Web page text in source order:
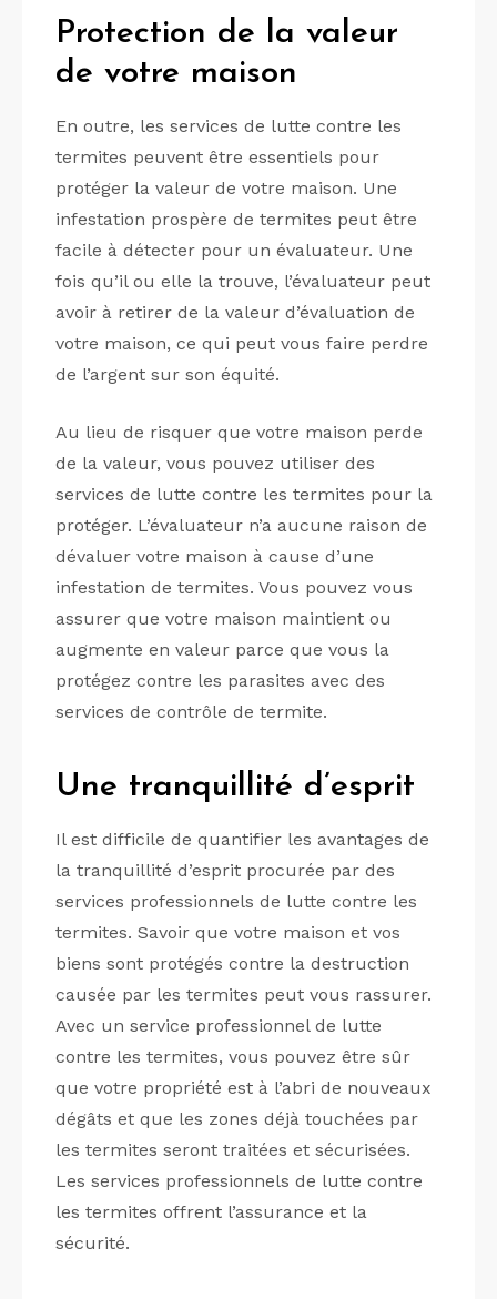
Protection de la valeur
de votre maison
En outre, les services de lutte contre les
termites peuvent être essentiels pour
protéger la valeur de votre maison. Une
infestation prospère de termites peut être
facile à détecter pour un évaluateur. Une
fois qu’il ou elle la trouve, l’évaluateur peut
avoir à retirer de la valeur d’évaluation de
votre maison, ce qui peut vous faire perdre
de l’argent sur son équité.
Au lieu de risquer que votre maison perde
de la valeur, vous pouvez utiliser des
services de lutte contre les termites pour la
protéger. L’évaluateur n’a aucune raison de
dévaluer votre maison à cause d’une
infestation de termites. Vous pouvez vous
assurer que votre maison maintient ou
augmente en valeur parce que vous la
protégez contre les parasites avec des
services de contrôle de termite.
Une tranquillité d’esprit
Il est difficile de quantifier les avantages de
la tranquillité d’esprit procurée par des
services professionnels de lutte contre les
termites. Savoir que votre maison et vos
biens sont protégés contre la destruction
causée par les termites peut vous rassurer.
Avec un service professionnel de lutte
contre les termites, vous pouvez être sûr
que votre propriété est à l’abri de nouveaux
dégâts et que les zones déjà touchées par
les termites seront traitées et sécurisées.
Les services professionnels de lutte contre
les termites offrent l’assurance et la
sécurité.